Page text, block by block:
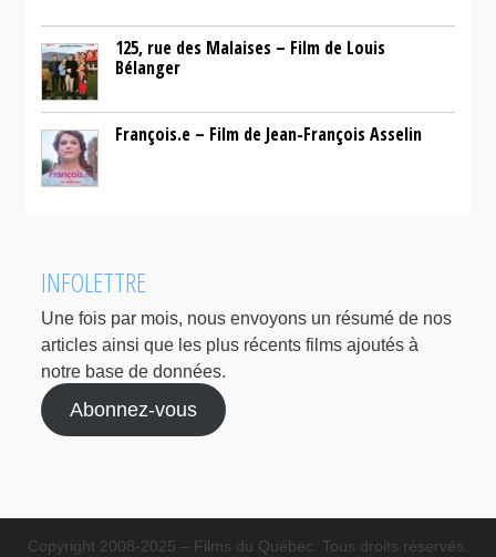
125, rue des Malaises – Film de Louis
Bélanger
François.e – Film de Jean-François Asselin
INFOLETTRE
Une fois par mois, nous envoyons un résumé de nos
articles ainsi que les plus récents films ajoutés à
notre base de données.
Abonnez-vous
Copyright 2008-2025 – Films du Québec. Tous droits réservés.